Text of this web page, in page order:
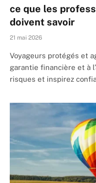
ce que les
doivent savoir
21 mai 2026
Voyageurs protégés et
garantie financière et à
risques et inspirez